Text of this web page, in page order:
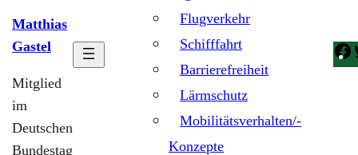
Matthias
Gastel
Mitglied
im
Deutschen
Bundestag
Flugverkehr
Schifffahrt
Barrierefreiheit
Lärmschutz
Mobilitätsverhalten/-
Konzepte